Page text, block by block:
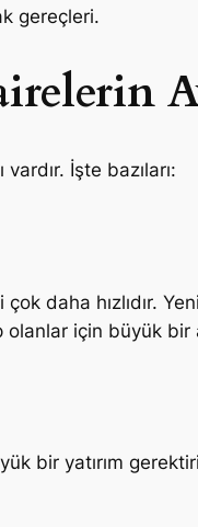
gereçleri.
İşte bazıları:
çok daha hızlıdır.
için büyük bir
bir yatırım